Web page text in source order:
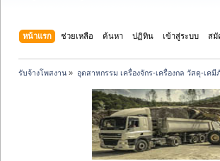
หน้าแรก ช่วยเหลือ ค้นหา ปฏิทิน เข้าสู่ระบบ สมั
รับจ้างโพสงาน » อุตสาหกรรม เครื่องจักร-เครื่องกล วัสดุ-เค